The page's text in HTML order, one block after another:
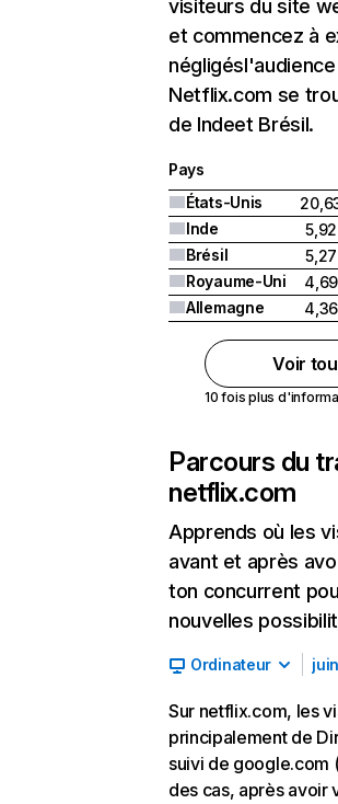
visiteurs du site
et commencez à
Netflix.com se
de Indeet Brésil.
Pays
États-Unis
Inde
Brésil
Royaume-Uni
Allemagne
Voir
10 fois plus
Parcours du
netflix.com
Apprends où les
avant et après
ton concurrent
nouvelles
Ordinateur
Sur netflix.com, les
principalement de
suivi de google.com
des cas, après avoir